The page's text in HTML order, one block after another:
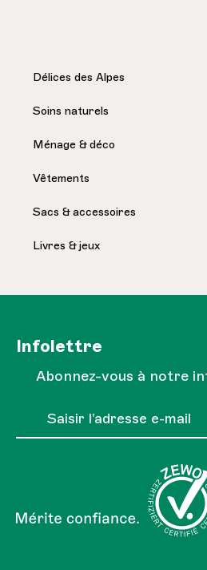
Délices des Alpes
Soins naturels
Ménage & déco
Vêtements
Sacs & accessoires
Livres & jeux
Infolettre
Abonnez-vous à notre
Adresse e-mail*
Les champs marqués d'un astérisque (*)